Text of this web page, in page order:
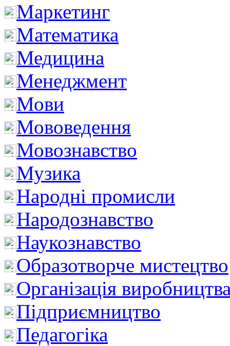
Маркетинг
Математика
Медицина
Менеджмент
Мови
Мововедення
Мовознавство
Музика
Народні промисли
Народознавство
Наукознавство
Образотворче мистецтво
Організація
Підприємництво
Педагогіка